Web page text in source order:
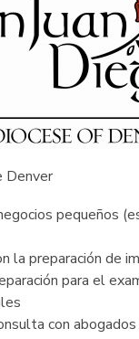
s
a
n
e
w
i
o
Denver
pequeños
la preparación de
para el
con